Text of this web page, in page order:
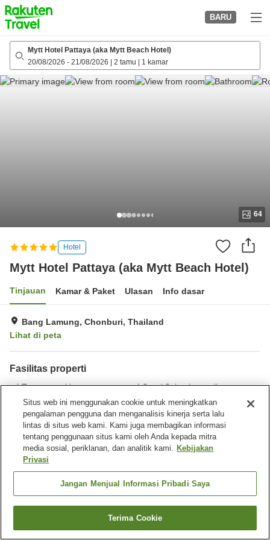
to
top
page
BARU
Mytt Hotel Pattaya (aka Mytt Beach Hotel)
20/08/2026 - 21/08/2026 2 tamu 1 kamar
64
Hotel
Mytt Hotel Pattaya (aka Mytt Beach Hotel)
Tinjauan Kamar & Paket Ulasan Info dasar
Bang Lamung, Chonburi, Thailand
Lihat di peta
Fasilitas properti
Tempat parkir
Spa / Salon kecantikan
Restoran
Bar
Beranda Thailand Chonburi
Bang Lamung
Mytt Hotel Pattaya (aka Mytt Beach Hotel)
Cari kamar
Situs web ini menggunakan cookie untuk meningkatkan
pengalaman pengguna dan menganalisis kinerja serta lalu
lintas di situs web kami. Kami juga membagikan informasi
tentang penggunaan situs kami oleh Anda kepada mitra
media sosial, periklanan, dan analitik kami. Kebijakan
Privasi
Jangan Menjual Informasi Pribadi Saya
Terima Cookie